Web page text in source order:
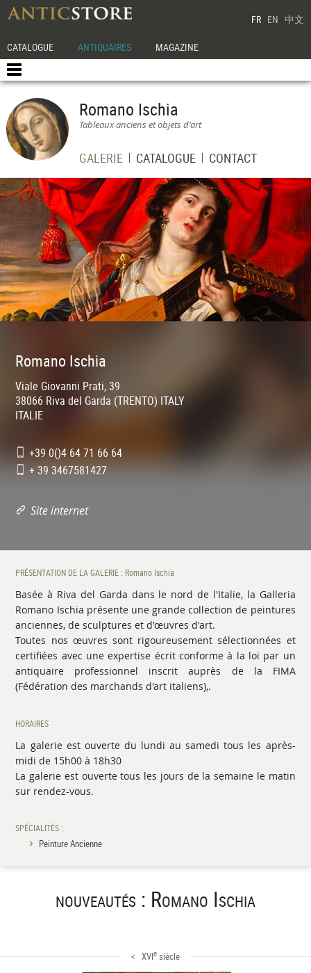
FR EN 中文
CATALOGUE ANTIQUAIRES MAGAZINE
Romano Ischia
Tableaux anciens et objets d'art
GALERIE CATALOGUE CONTACT
Romano Ischia
Viale Giovanni Prati, 39
38066 Riva del Garda (TRENTO) ITALY
ITALIE
+39 0()4 64 71 66 64
+ 39 3467581427
Site internet
PRÉSENTATION DE LA GALERIE : Romano Ischia
Basée à Riva del Garda dans le nord de l'Italie, la Galleria
Romano Ischia présente une grande collection de peintures
anciennes, de sculptures et d'œuvres d'art.
Toutes nos œuvres sont rigoureusement sélectionnées et
certifiées avec une expertise écrit conforme à la loi par un
antiquaire professionnel inscrit auprès de la FIMA
(Fédération des marchands d'art italiens),.
HORAIRES
La galerie est ouverte du lundi au samedi tous les après-
midi de 15h00 à 18h30
La galerie est ouverte tous les jours de la semaine le matin
sur rendez-vous.
SPÉCIALITÉS :
Peinture Ancienne
nouveautés : Romano Ischia
< XVIe siècle